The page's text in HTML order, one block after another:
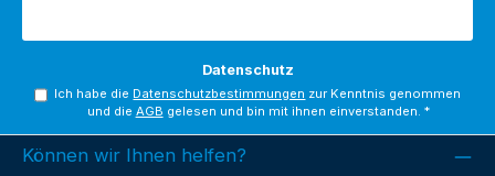
Datenschutz
Ich habe die Datenschutzbestimmungen zur Kenntnis genommen
und die AGB gelesen und bin mit ihnen einverstanden. *
Können wir Ihnen helfen?